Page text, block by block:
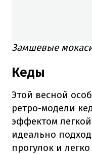
Замшевые
Кеды
Этой весной
ретро-модели
эффектом
идеально
прогулок и